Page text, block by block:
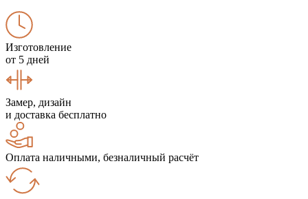
Изготовление
от 5 дней
Замер, дизайн
и доставка бесплатно
Оплата наличными, безналичный расчёт